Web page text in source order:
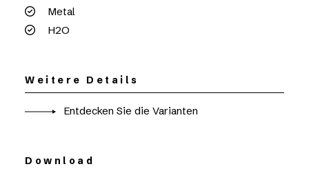
Metal
H2O
Weitere Details
Entdecken Sie die Varianten
Download